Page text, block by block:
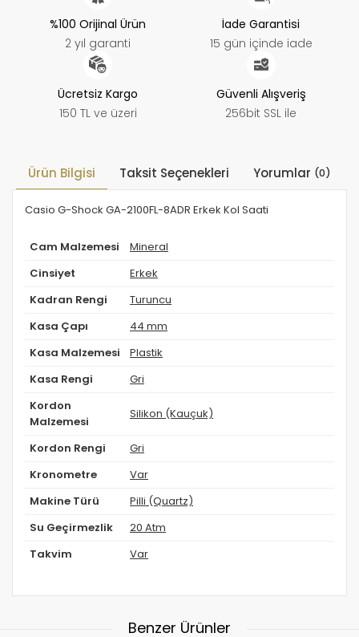
%100 Orijinal Ürün
2 yıl garanti
İade Garantisi
15 gün içinde iade
Ücretsiz Kargo
150 TL ve üzeri
Güvenli Alışveriş
256bit SSL ile
Ürün Bilgisi Taksit Seçenekleri Yorumlar (0)
Casio G-Shock GA-2100FL-8ADR Erkek Kol Saati
Cam Malzemesi Mineral
Cinsiyet Erkek
Kadran Rengi Turuncu
Kasa Çapı 44 mm
Kasa Malzemesi Plastik
Kasa Rengi Gri
Kordon
Malzemesi
Silikon (Kauçuk)
Kordon Rengi Gri
Kronometre Var
Makine Türü Pilli (Quartz)
Su Geçirmezlik 20 Atm
Takvim Var
Benzer Ürünler